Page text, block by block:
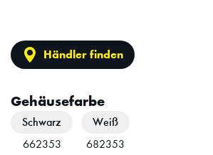
Händler finden
Gehäusefarbe
Schwarz
Artikelnummer:
662353
Weiß
Artikelnummer:
682353